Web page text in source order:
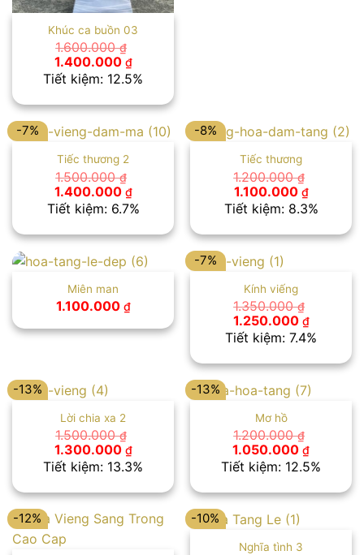
Khúc ca buồn 03
1.600.000₫
Giá
gốc
là:
1.400.000 ₫Giá
hiện
tại
1.400.000 ₫.
Tiết kiệm: 12.5%
-7%
Tiếc thương 2
1.500.000₫
Giá
gốc
là:
1.400.000 ₫Giá
hiện
tại
1.400.000 ₫.
Tiết kiệm: 6.7%
-8%
Tiếc thương
1.200.000₫
Giá
gốc
là:
1.100.000 ₫Giá
hiện
tại
Tiết kiệm: 8.3%
Miên man
1.100.000 ₫
-7%
Kính viếng
1.350.000₫
Giá
gốc
là:
1.250.000 ₫Giá
hiện
tại
Tiết kiệm: 7.4%
-13%
Lời chia xa 2
1.500.000₫
Giá
gốc
là:
1.300.000 ₫Giá
hiện
tại
1.300.000 ₫.
Tiết kiệm: 13.3%
-13%
Mơ hồ
1.200.000₫
Giá
gốc
là:
1.050.000 ₫Giá
hiện
tại
Tiết kiệm: 12.5%
-12% -10%
Nghĩa tình 3